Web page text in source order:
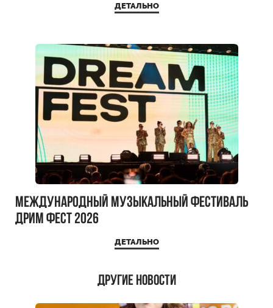
ДЕТАЛЬНО
Международный музыкальный фестиваль
ДРИМ ФЕСТ 2026
ДЕТАЛЬНО
Другие новости